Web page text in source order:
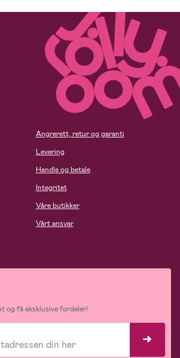
Angrerett, retur og garanti
Levering
Handle og betale
Integritet
Våre butikker
Vårt ansvar
og få eksklusive fordeler!